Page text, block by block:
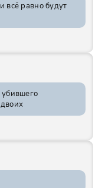
всё равно будут